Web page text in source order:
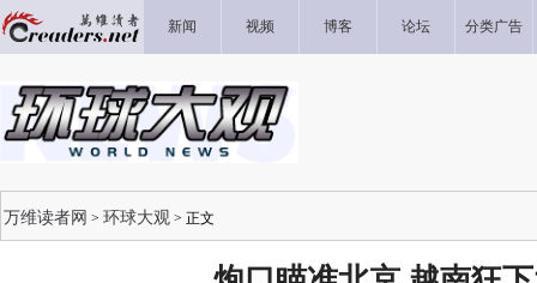
新闻 视频 博客 论坛 分类广告
万维读者网 > 环球大观 > 正文